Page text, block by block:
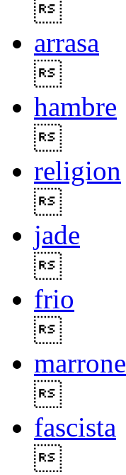
arrasa
hambre
religion
jade
frio
marrone
fascista